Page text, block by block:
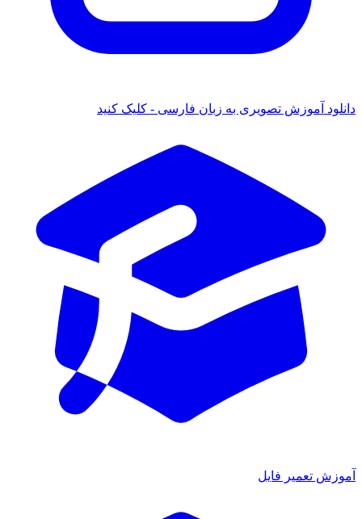
دانلود آموزش تصویری به زبان فارسی - کلیک کنید
آموزش تعمیر فایل